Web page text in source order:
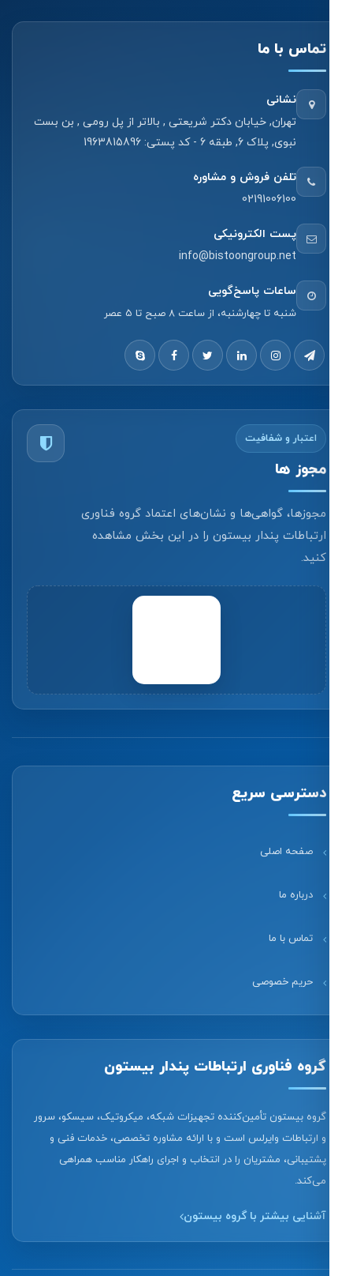
تماس با ما
نشانی
تهران, خیابان دکتر شریعتی , بالاتر از پل رومی , بن بست
نبوی, پلاک 6, طبقه 6 - کد پستی: 1963815896
تلفن فروش و مشاوره
02191006100
پست الکترونیکی
info@bistoongroup.net
ساعات پاسخ‌گویی
شنبه تا چهارشنبه، از ساعت 8 صبح تا 5 عصر
اعتبار و شفافیت
مجوز ها
مجوزها، گواهی‌ها و نشان‌های اعتماد گروه فناوری
ارتباطات پندار بیستون را در این بخش مشاهده
کنید.
دسترسی سریع
صفحه اصلی
درباره ما
تماس با ما
حریم خصوصی
گروه فناوری ارتباطات پندار بیستون
گروه بیستون تأمین‌کننده تجهیزات شبکه، میکروتیک، سیسکو، سرور
و ارتباطات وایرلس است و با ارائه مشاوره تخصصی، خدمات فنی و
پشتیبانی، مشتریان را در انتخاب و اجرای راهکار مناسب همراهی
می‌کند.
آشنایی بیشتر با گروه بیستون